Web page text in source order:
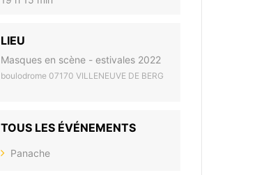
LIEU
Masques en scène - estivales 2022
boulodrome 07170 VILLENEUVE DE BERG
TOUS LES ÉVÉNEMENTS
Panache